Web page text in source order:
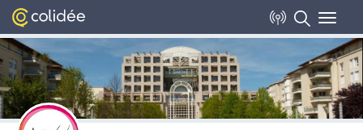
Toggle